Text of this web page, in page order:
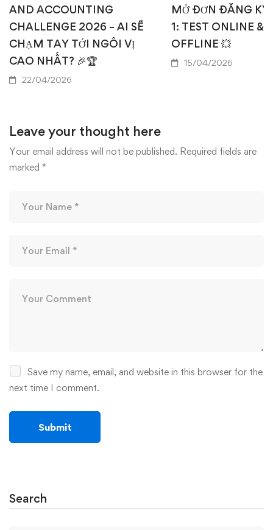
AND ACCOUNTING
CHALLENGE 2026 – AI SẼ
CHẠM TAY TỚI NGÔI VỊ
CAO NHẤT? 🎉🏆
22/04/2026
MỞ ĐƠN ĐĂNG KÝ
1: TEST ONLINE &
OFFLINE 💥
15/04/2026
Leave your thought here
Your email address will not be published. Required fields are
marked *
Save my name, email, and website in this browser for the
next time I comment.
Search